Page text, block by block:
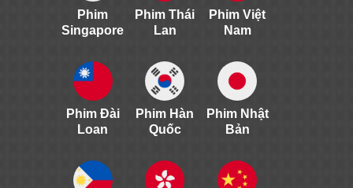
Phim
Singapore
Phim Thái
Lan
Phim Việt
Nam
Phim Đài
Loan
Phim Hàn
Quốc
Phim Nhật
Bản